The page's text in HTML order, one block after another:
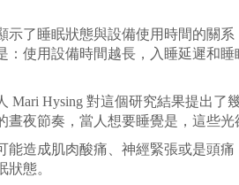
示了睡眠狀態與設備使用時間的關
：使用設備時間越長，入睡延遲和
Hysing 對這個研究結果提出了
晝夜節奏，當人想要睡覺是，這些光
成肌肉酸痛、神經緊張或是頭痛
狀態。